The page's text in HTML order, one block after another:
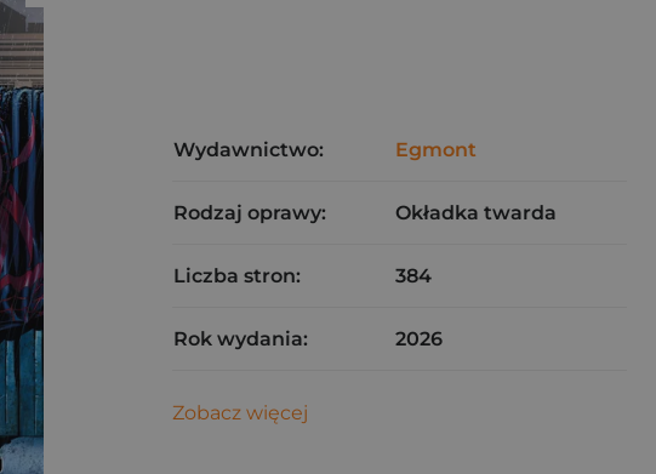
Wydawnictwo: Egmont
Rodzaj oprawy: Okładka twarda
Liczba stron: 384
Rok wydania: 2026
Zobacz więcej